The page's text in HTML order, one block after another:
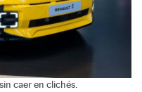
caer en clichés.